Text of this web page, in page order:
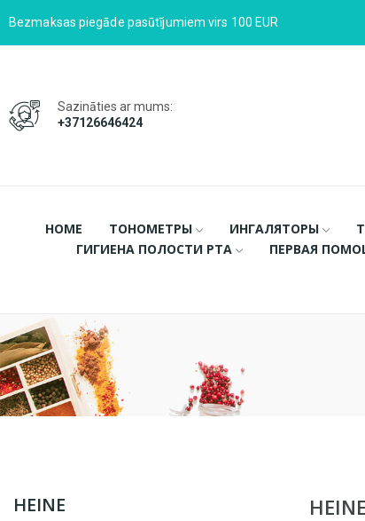
Bezmaksas piegāde pasūtījumiem virs 100 EUR
Sazināties ar mums:
+37126646424
HOME ТОНОМЕТРЫ ИНГАЛЯТОРЫ
ГИГИЕНА ПОЛОСТИ РТА
ПЕРВАЯ
HEINE HEINE